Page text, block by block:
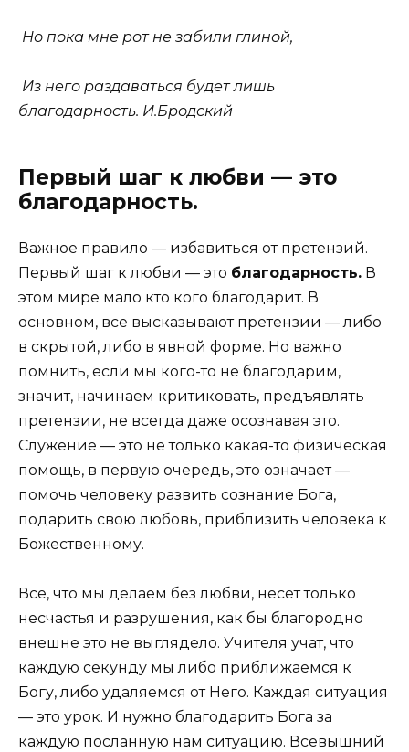
Но пока мне рот не забили глиной,
Из него раздаваться будет лишь
благодарность. И.Бродский
Первый шаг к любви — это
благодарность.
Важное правило — избавиться от претензий.
Первый шаг к любви — это благодарность. В
этом мире мало кто кого благодарит. В
основном, все высказывают претензии — либо
в скрытой, либо в явной форме. Но важно
помнить, если мы кого-то не благодарим,
значит, начинаем критиковать, предъявлять
претензии, не всегда даже осознавая это.
Служение — это не только какая-то физическая
помощь, в первую очередь, это означает —
помочь человеку развить сознание Бога,
подарить свою любовь, приблизить человека к
Божественному.
Все, что мы делаем без любви, несет только
несчастья и разрушения, как бы благородно
внешне это не выглядело. Учителя учат, что
каждую секунду мы либо приближаемся к
Богу, либо удаляемся от Него. Каждая ситуация
— это урок. И нужно благодарить Бога за
каждую посланную нам ситуацию. Всевышний